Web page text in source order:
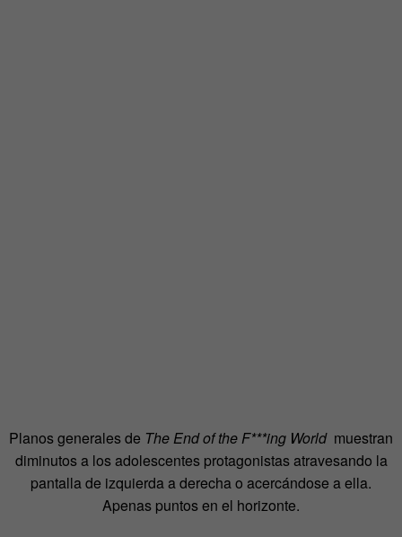
Planos generales de The End of the F***ing Worldmuestran
diminutos a los adolescentes protagonistas atravesando la
pantalla de izquierda a derecha o acercándose a ella.
Apenas puntos en el horizonte.